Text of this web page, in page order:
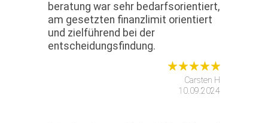
beratung war sehr bedarfsorientiert,
am gesetzten finanzlimit orientiert
und zielführend bei der
entscheidungsfindung.
Carsten H
10.09.2024